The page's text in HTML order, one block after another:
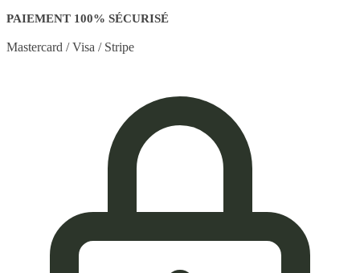
PAIEMENT 100% SÉCURISÉ
Mastercard / Visa / Stripe